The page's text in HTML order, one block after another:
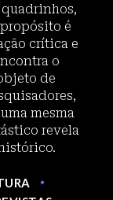
é
crítica e
o
de
mesma
revela